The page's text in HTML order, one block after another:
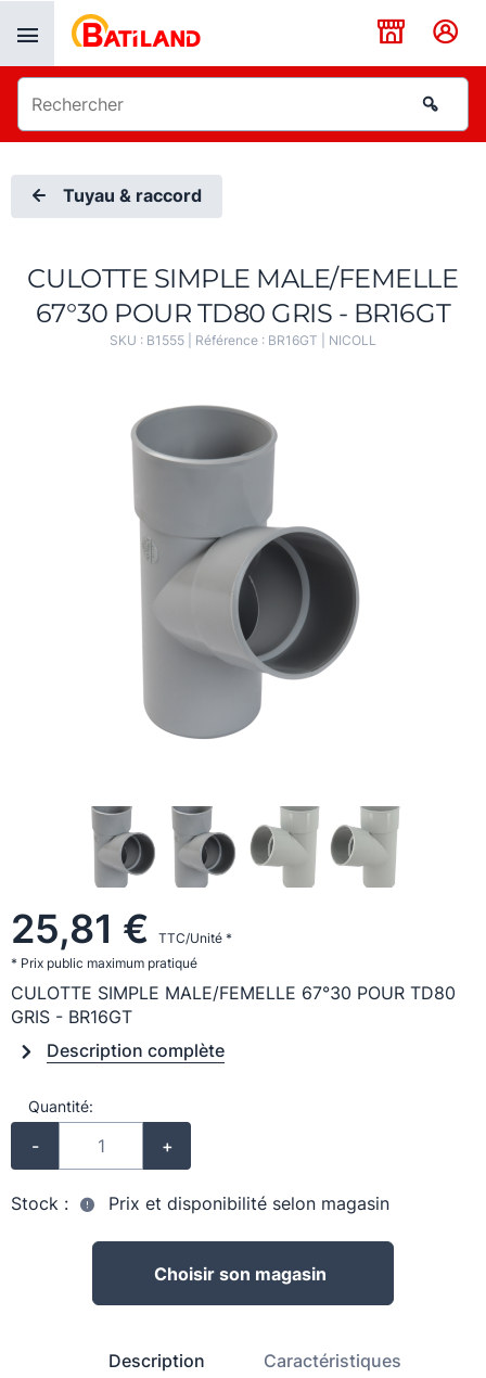
Tuyau & raccord
CULOTTE SIMPLE MALE/FEMELLE
67°30 POUR TD80 GRIS - BR16GT
SKU : B1555 | Référence : BR16GT NICOLL
25,81 €
TTC/Unité *
* Prix public maximum pratiqué
CULOTTE SIMPLE MALE/FEMELLE 67°30 POUR TD80
GRIS - BR16GT
Description complète
Quantité:
- +
Stock : Prix et disponibilité selon magasin
Choisir son magasin
Description Caractéristiques
Panneau de gestion des cookies